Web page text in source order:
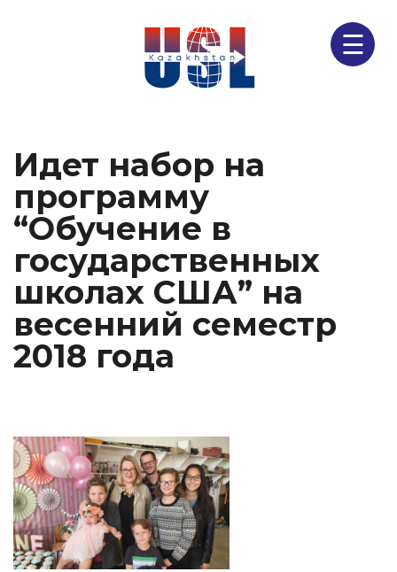
☰
Идет набор на
программу
“Обучение в
государственных
школах США” на
весенний семестр
2018 года